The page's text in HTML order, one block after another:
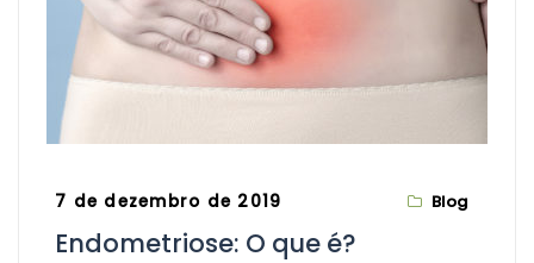
7 de dezembro de 2019 Blog
Endometriose: O que é?